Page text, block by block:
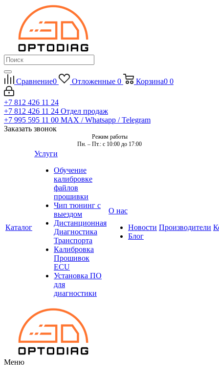
Сравнение0 Отложенные 0 Корзина0 0
+7 812 426 11 24
+7 812 426 11 24 Отдел продаж
+7 995 595 11 00 MAX / Whatsapp / Telegram
Заказать звонок
Режим работы
Пн. – Пт.: с 10:00 до 17:00
Каталог
Услуги
Обучение
калибровке
файлов
прошивки
Чип тюнинг с
выездом
Дистанционная
Диагностика
Транспорта
Калибровка
Прошивок
ECU
Установка ПО
для
диагностики
О нас
Новости
Блог
Производители
Меню